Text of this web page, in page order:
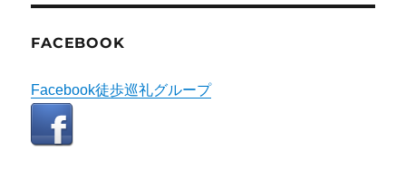
FACEBOOK
Facebook徒歩巡礼グループ